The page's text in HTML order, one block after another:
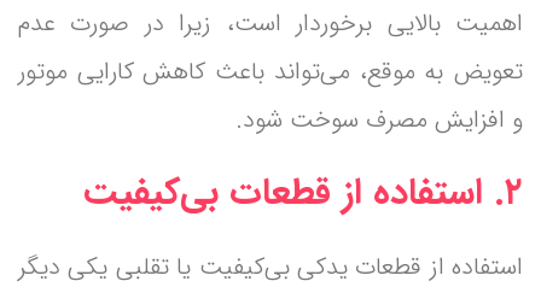
اهمیت بالایی برخوردار است، زیرا در صورت عدم
تعویض به موقع، می‌تواند باعث کاهش کارایی موتور
و افزایش مصرف سوخت شود.
۲. استفاده از قطعات بی‌کیفیت
استفاده از قطعات یدکی بی‌کیفیت یا تقلبی یکی دیگر